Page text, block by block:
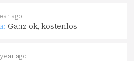
ago
Ganz ok, kostenlos
year ago